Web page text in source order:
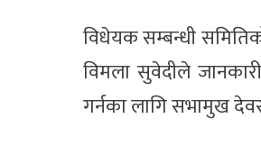
विधेयक सम्बन्धी
विमला सुवेदीले
गर्नका लागि सभामुख